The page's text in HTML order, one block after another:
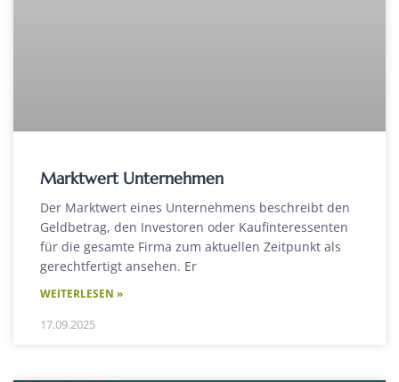
Marktwert Unternehmen
Der Marktwert eines Unternehmens beschreibt den
Geldbetrag, den Investoren oder Kaufinteressenten
für die gesamte Firma zum aktuellen Zeitpunkt als
gerechtfertigt ansehen. Er
WEITERLESEN »
17.09.2025